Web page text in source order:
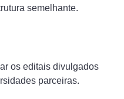
semelhante.
os editais divulgados
parceiras.